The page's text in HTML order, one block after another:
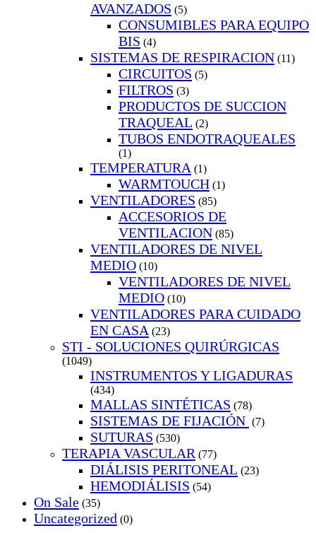
AVANZADOS (5)
CONSUMIBLES PARA EQUIPO
BIS (4)
SISTEMAS DE RESPIRACION (11)
CIRCUITOS (5)
FILTROS (3)
PRODUCTOS DE SUCCION
TRAQUEAL (2)
TUBOS ENDOTRAQUEALES
(1)
TEMPERATURA (1)
WARMTOUCH (1)
VENTILADORES (85)
ACCESORIOS DE
VENTILACION (85)
VENTILADORES DE NIVEL
MEDIO (10)
VENTILADORES DE NIVEL
MEDIO (10)
VENTILADORES PARA CUIDADO
EN CASA (23)
STI - SOLUCIONES QUIRÚRGICAS
(1049)
INSTRUMENTOS Y LIGADURAS
(434)
MALLAS SINTÉTICAS (78)
SISTEMAS DE FIJACIÓN (7)
SUTURAS (530)
TERAPIA VASCULAR (77)
DIÁLISIS PERITONEAL (23)
HEMODIÁLISIS (54)
On Sale (35)
Uncategorized (0)